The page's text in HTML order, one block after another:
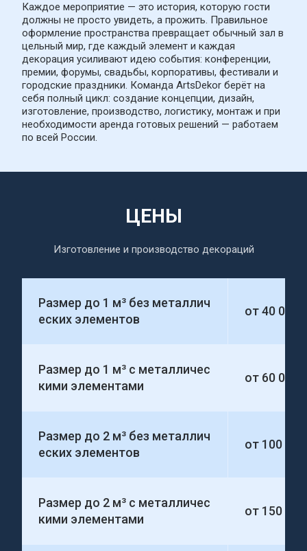
Каждое мероприятие — это история, которую гости
должны не просто увидеть, а прожить. Правильное
оформление пространства превращает обычный зал в
цельный мир, где каждый элемент и каждая
декорация усиливают идею события: конференции,
премии, форумы, свадьбы, корпоративы, фестивали и
городские праздники. Команда ArtsDekor берёт на
себя полный цикл: создание концепции, дизайн,
изготовление, производство, логистику, монтаж и при
необходимости аренда готовых решений — работаем
по всей России.
ЦЕНЫ
Изготовление и производство декораций
Размер до 1 м³ без металлич
еских элементов
от 40 000
Размер до 1 м³ с металличес
кими элементами
от 60 000
Размер до 2 м³ без металлич
еских элементов
от 100
Размер до 2 м³ с металличес
кими элементами
от 150